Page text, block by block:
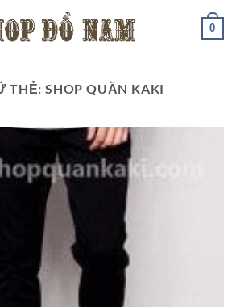
0
THẺ:SHOP QUẦN KAKI